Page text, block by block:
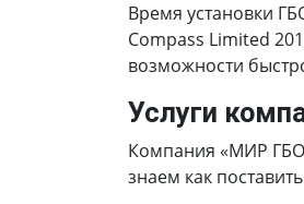
Время установки
Compass Limited
возможности
Услуги
Компания «МИР
знаем как